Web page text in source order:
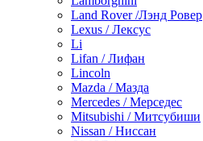
Land Rover /Лэнд Ровер
Lexus / Лексус
Li
Lifan / Лифан
Lincoln
Mazda / Мазда
Mercedes / Мерседес
Mitsubishi / Митсубиши
Nissan / Ниссан